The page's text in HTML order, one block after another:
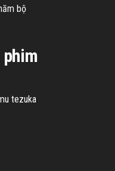
bộ
phim
tezuka